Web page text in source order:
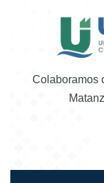
Colaboramos